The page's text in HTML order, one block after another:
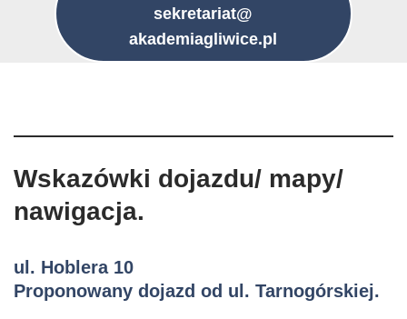
sekretariat@
akademiagliwice.pl
Wskazówki dojazdu/ mapy/
nawigacja.
ul. Hoblera 10
Proponowany dojazd od ul. Tarnogórskiej.